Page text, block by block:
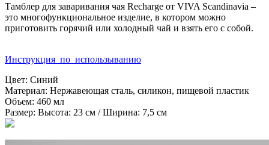
Тамблер для заваривания чая Recharge от VIVA Scandinavia –
это многофункциональное изделие, в котором можно
приготовить горячий или холодный чай и взять его с собой.
Инструкция_по_использыванию
Цвет: Синий
Материал: Нержавеющая сталь, силикон, пищевой пластик
Объем: 460 мл
Размер: Высота: 23 см / Ширина: 7,5 см